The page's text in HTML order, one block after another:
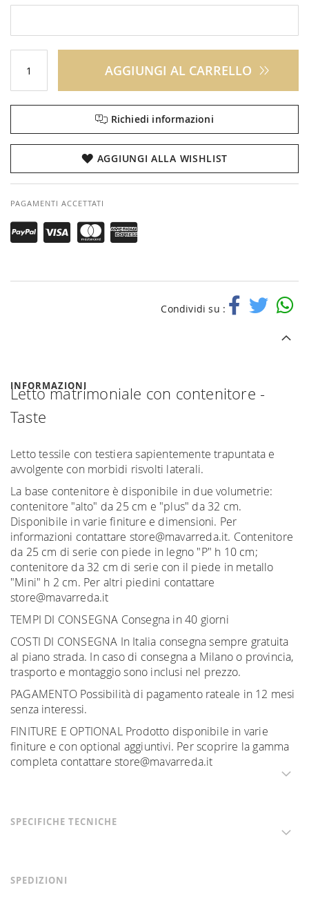
AGGIUNGI AL CARRELLO
Richiedi informazioni
AGGIUNGI ALLA WISHLIST
PAGAMENTI ACCETTATI
Condividi su :
INFORMAZIONI
Letto matrimoniale con contenitore -
Taste
Letto tessile con testiera sapientemente trapuntata e
avvolgente con morbidi risvolti laterali.
La base contenitore è disponibile in due volumetrie:
contenitore "alto" da 25 cm e "plus" da 32 cm.
Disponibile in varie finiture e dimensioni. Per
informazioni contattare store@mavarreda.it. Contenitore
da 25 cm di serie con piede in legno "P" h 10 cm;
contenitore da 32 cm di serie con il piede in metallo
"Mini" h 2 cm. Per altri piedini contattare
store@mavarreda.it
TEMPI DI CONSEGNA Consegna in 40 giorni
COSTI DI CONSEGNA In Italia consegna sempre gratuita
al piano strada. In caso di consegna a Milano o provincia,
trasporto e montaggio sono inclusi nel prezzo.
PAGAMENTO Possibilità di pagamento rateale in 12 mesi
senza interessi.
FINITURE E OPTIONAL Prodotto disponibile in varie
finiture e con optional aggiuntivi. Per scoprire la gamma
completa contattare store@mavarreda.it
SPECIFICHE TECNICHE
SPEDIZIONI